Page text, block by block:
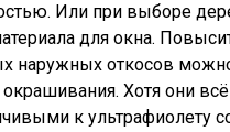
Или при выборе
для окна.
наружных откосов
Хотя они всё
к ультрафиолету